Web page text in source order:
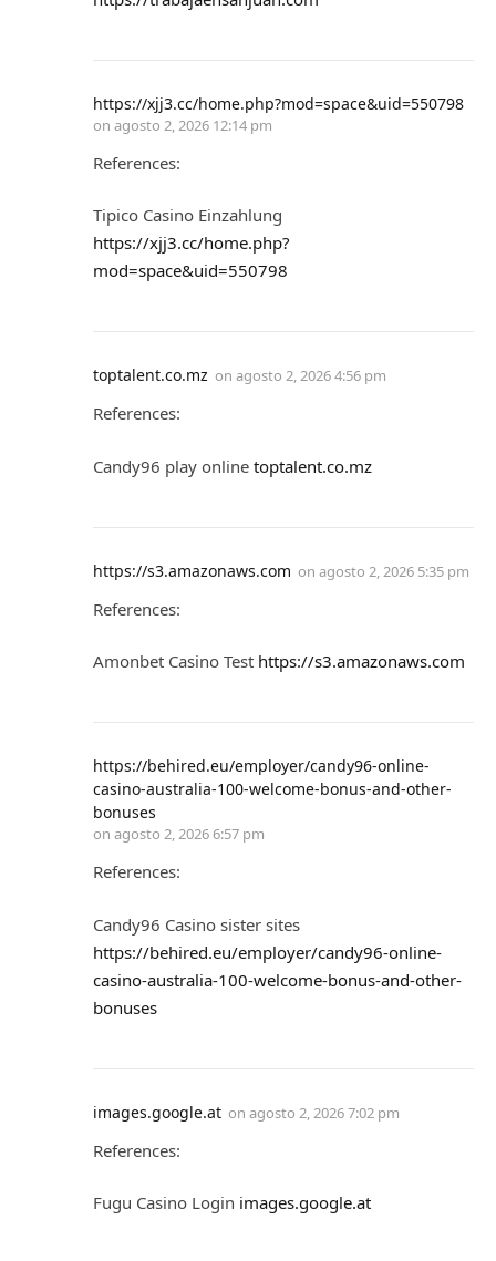
https://xjj3.cc/home.php?mod=space&uid=550798
on agosto 2, 2026 12:14 pm
References:
Tipico Casino Einzahlung
https://xjj3.cc/home.php?
mod=space&uid=550798
toptalent.co.mz on agosto 2, 2026 4:56 pm
References:
Candy96 play online toptalent.co.mz
https://s3.amazonaws.com on agosto 2, 2026 5:35 pm
References:
Amonbet Casino Test https://s3.amazonaws.com
https://behired.eu/employer/candy96-online-
casino-australia-100-welcome-bonus-and-other-
bonuses
on agosto 2, 2026 6:57 pm
References:
Candy96 Casino sister sites
https://behired.eu/employer/candy96-online-
casino-australia-100-welcome-bonus-and-other-
bonuses
images.google.at on agosto 2, 2026 7:02 pm
References:
Fugu Casino Login images.google.at